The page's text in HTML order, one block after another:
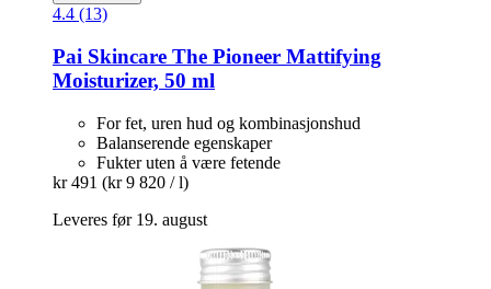
4.4 (13)
Pai Skincare The Pioneer Mattifying
Moisturizer, 50 ml
For fet, uren hud og kombinasjonshud
Balanserende egenskaper
Fukter uten å være fetende
kr 491 (kr 9 820 / l)
Leveres før 19. august